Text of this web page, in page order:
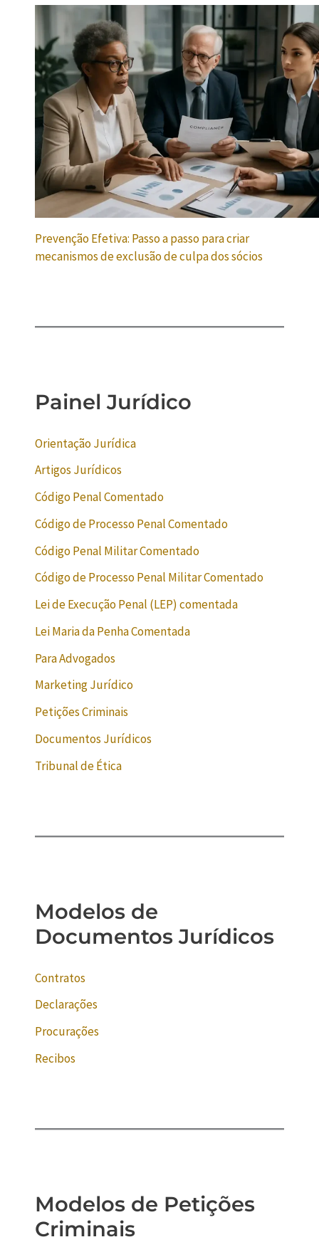
Prevenção Efetiva: Passo a passo para criar
mecanismos de exclusão de culpa dos sócios
Painel Jurídico
Orientação Jurídica
Artigos Jurídicos
Código Penal Comentado
Código de Processo Penal Comentado
Código Penal Militar Comentado
Código de Processo Penal Militar Comentado
Lei de Execução Penal (LEP) comentada
Lei Maria da Penha Comentada
Para Advogados
Marketing Jurídico
Petições Criminais
Documentos Jurídicos
Tribunal de Ética
Modelos de
Documentos Jurídicos
Contratos
Declarações
Procurações
Recibos
Modelos de Petições
Criminais